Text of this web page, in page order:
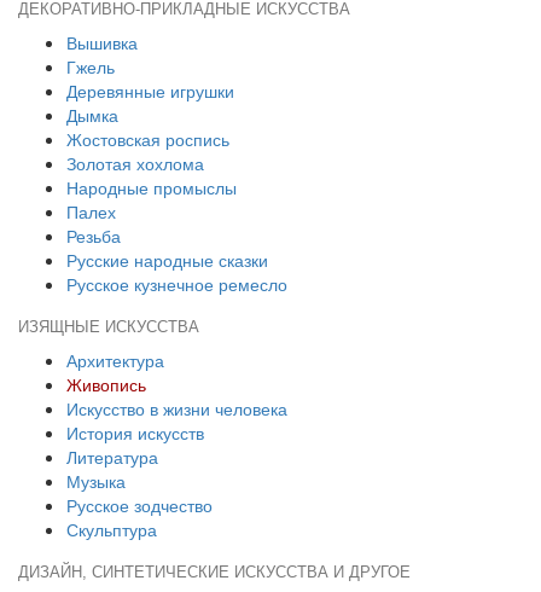
ДЕКОРАТИВНО-ПРИКЛАДНЫЕ ИСКУССТВА
Вышивка
Гжель
Деревянные игрушки
Дымка
Жостовская роспись
Золотая хохлома
Народные промыслы
Палех
Резьба
Русские народные сказки
Русское кузнечное ремесло
ИЗЯЩНЫЕ ИСКУССТВА
Архитектура
Живопись
Искусство в жизни человека
История искусств
Литература
Музыка
Русское зодчество
Скульптура
ДИЗАЙН, СИНТЕТИЧЕСКИЕ ИСКУССТВА И ДРУГОЕ